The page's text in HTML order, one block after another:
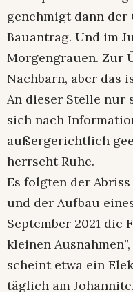
genehmigt dann der
Bauantrag. Und im
Morgengrauen. Zur
Nachbarn, aber das
An dieser Stelle nur
sich nach
außergerichtlich
herrscht Ruhe.
Es folgten der
und der Aufbau
September 2021
kleinen
scheint etwa ein
täglich am